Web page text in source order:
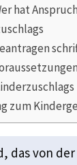
hat
zum
das von